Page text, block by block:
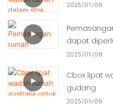
2025 01 09
dapat
2025 01 09
Cbox lipat
gudang
2025 01 09